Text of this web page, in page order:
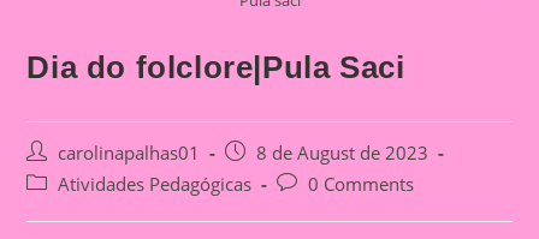
Dia do folclore|Pula Saci
Post
author:
carolinapalhas01
Post
published:
8 de August de 2023
PostAtividades Pedagógicas
Post0 Comments